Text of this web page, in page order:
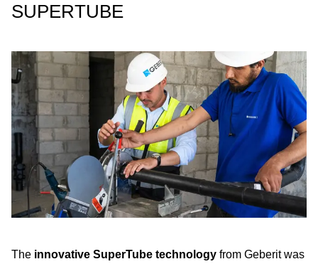
SUPERTUBE
The innovative SuperTube technology from Geberit was